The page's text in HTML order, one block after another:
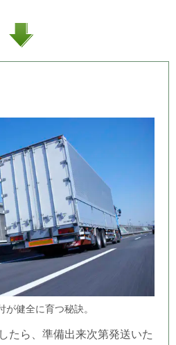
が健全に育つ秘訣。
たら、準備出来次第発送いた